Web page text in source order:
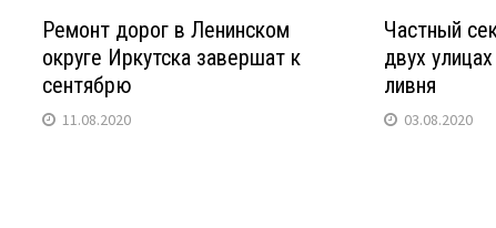
Ремонт дорог в Ленинском
округе Иркутска завершат к
сентябрю
11.08.2020
Частный
двух
ливня
03.08.2020